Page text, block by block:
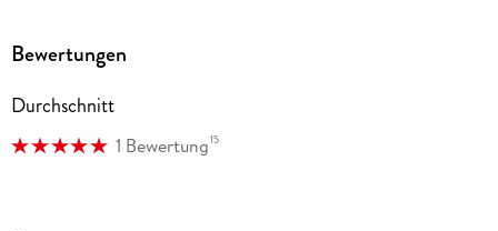
Bewertungen
Durchschnitt
1 Bewertung15